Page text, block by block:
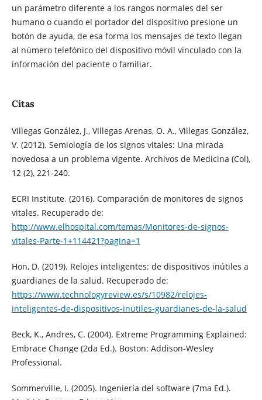
un parámetro diferente a los rangos normales del ser
humano o cuando el portador del dispositivo presione un
botón de ayuda, de esa forma los mensajes de texto llegan
al número telefónico del dispositivo móvil vinculado con la
información del paciente o familiar.
Citas
Villegas González, J., Villegas Arenas, O. A., Villegas González,
V. (2012). Semiología de los signos vitales: Una mirada
novedosa a un problema vigente. Archivos de Medicina (Col),
12 (2), 221-240.
ECRI Institute. (2016). Comparación de monitores de signos
vitales. Recuperado de:
http://www.elhospital.com/temas/Monitores-de-signos-
vitales-Parte-1+114421?pagina=1
Hon, D. (2019). Relojes inteligentes: de dispositivos inútiles a
guardianes de la salud. Recuperado de:
https://www.technologyreview.es/s/10982/relojes-
inteligentes-de-dispositivos-inutiles-guardianes-de-la-salud
Beck, K., Andres, C. (2004). Extreme Programming Explained:
Embrace Change (2da Ed.). Boston: Addison-Wesley
Professional.
Sommerville, I. (2005). Ingeniería del software (7ma Ed.).